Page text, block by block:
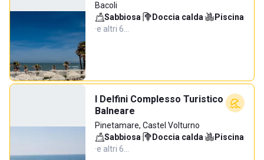
Bacoli
Sabbiosa· Doccia calda·
Piscina
·e altri 6…
I Delfini Complesso Turistico
Balneare
Pinetamare, Castel Volturno
Sabbiosa· Doccia calda·
Piscina
·e altri 6…